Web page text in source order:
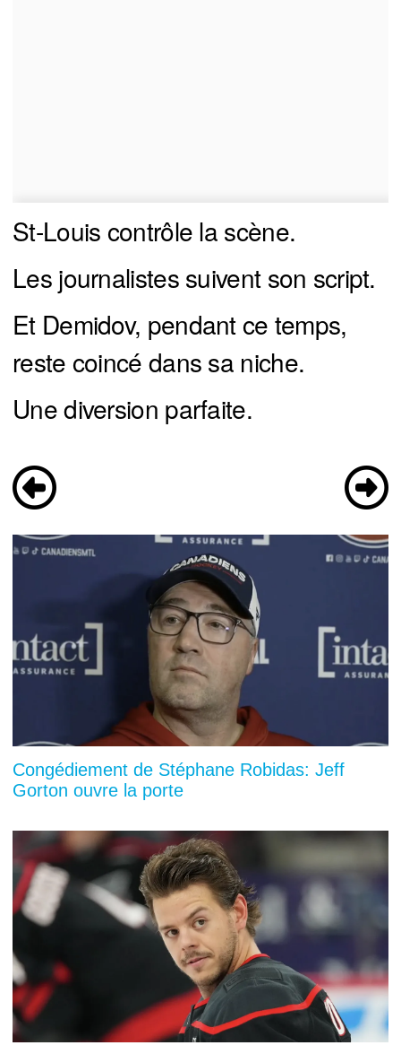
St-Louis contrôle la scène.
Les journalistes suivent son script.
Et Demidov, pendant ce temps,
reste coincé dans sa niche.
Une diversion parfaite.
Congédiement de Stéphane Robidas: Jeff
Gorton ouvre la porte